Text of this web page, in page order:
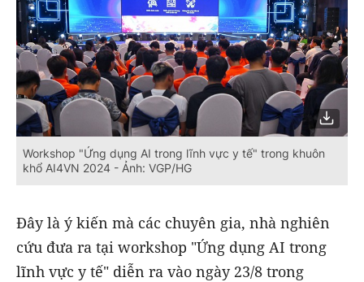
Workshop "Ứng dụng AI trong lĩnh vực y tế" trong khuôn
khổ AI4VN 2024 - Ảnh: VGP/HG
Đây là ý kiến mà các chuyên gia, nhà nghiên
cứu đưa ra tại workshop "Ứng dụng AI trong
lĩnh vực y tế" diễn ra vào ngày 23/8 trong